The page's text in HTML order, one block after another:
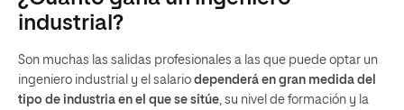
industrial?
Son muchas las salidas profesionales a las que puede optar un
ingeniero industrial y el salario dependerá en gran medida del
tipo de industria en el que se sitúe, su nivel de formación y la